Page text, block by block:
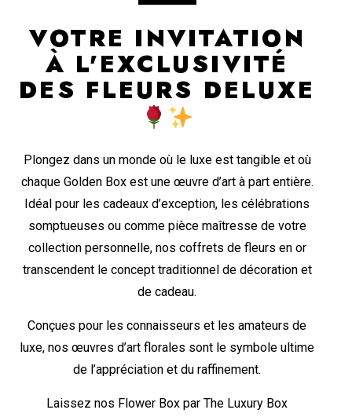
VOTRE INVITATION
À L'EXCLUSIVITÉ
DES FLEURS DELUXE
Plongez dans un monde où le luxe est tangible et où
chaque Golden Box est une œuvre d’art à part entière.
Idéal pour les cadeaux d’exception, les célébrations
somptueuses ou comme pièce maîtresse de votre
collection personnelle, nos coffrets de fleurs en or
transcendent le concept traditionnel de décoration et
de cadeau.
Conçues pour les connaisseurs et les amateurs de
luxe, nos œuvres d’art florales sont le symbole ultime
de l’appréciation et du raffinement.
Laissez nos Flower Box par The Luxury Box